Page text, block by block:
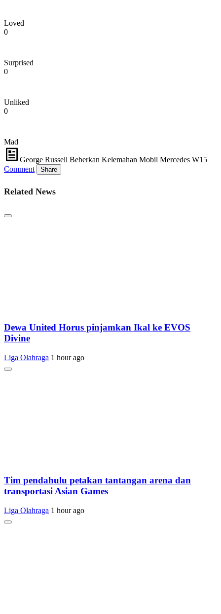
Loved
0
Surprised
0
Unliked
0
Mad
George Russell Beberkan Kelemahan Mobil Mercedes W15
Comment
Share
Related News
Dewa United Horus pinjamkan Ikal ke EVOS
Divine
Liga Olahraga 1 hour ago
Tim pendahulu petakan tantangan arena dan
transportasi Asian Games
Liga Olahraga 1 hour ago